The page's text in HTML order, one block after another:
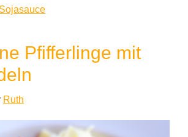
Sojasauce
Pfifferlinge mit
Ruth